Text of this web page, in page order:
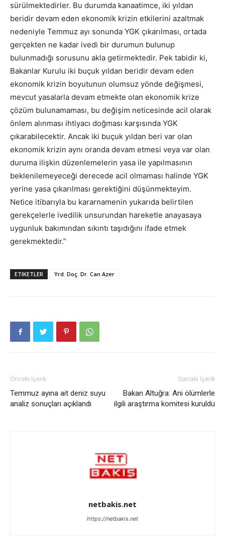
sürülmektedirler. Bu durumda kanaatimce, iki yıldan
beridir devam eden ekonomik krizin etkilerini azaltmak
nedeniyle Temmuz ayı sonunda YGK çıkarılması, ortada
gerçekten ne kadar ivedi bir durumun bulunup
bulunmadığı sorusunu akla getirmektedir. Pek tabidir ki,
Bakanlar Kurulu iki buçuk yıldan beridir devam eden
ekonomik krizin boyutunun olumsuz yönde değişmesi,
mevcut yasalarla devam etmekte olan ekonomik krize
çözüm bulunamaması, bu değişim neticesinde acil olarak
önlem alınması ihtiyacı doğması karşısında YGK
çıkarabilecektir. Ancak iki buçuk yıldan beri var olan
ekonomik krizin aynı oranda devam etmesi veya var olan
duruma ilişkin düzenlemelerin yasa ile yapılmasının
beklenilemeyeceği derecede acil olmaması halinde YGK
yerine yasa çıkarılması gerektiğini düşünmekteyim.
Netice itibarıyla bu kararnamenin yukarıda belirtilen
gerekçelerle ivedilik unsurundan hareketle anayasaya
uygunluk bakımından sıkıntı taşıdığını ifade etmek
gerekmektedir.”
ETIKETLER Yrd. Doç. Dr. Can Azer
Önceki İçerik
Temmuz ayına ait deniz suyu
analiz sonuçları açıklandı
Sonraki İçerik
Bakan Altuğra: Ani ölümlerle
ilgili araştırma komitesi kuruldu
netbakis.net
https://netbakis.net